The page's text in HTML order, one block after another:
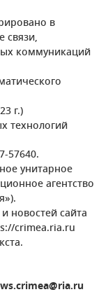
в
связи,
коммуникаций
г.)
технологий
57640.
унитарное
агентство
новостей сайта
crimea.ria.ru